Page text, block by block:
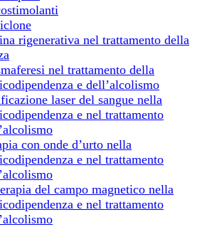
rigenerativa nel trattamento della
nel trattamento della
e dell’alcolismo
laser del sangue nella
e nel trattamento
con onde d’urto nella
e nel trattamento
del campo magnetico nella
e nel trattamento